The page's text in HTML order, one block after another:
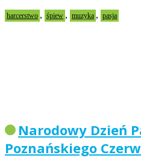
harcerstwo , śpiew , muzyka , pasja
Narodowy Dzień
Poznańskiego